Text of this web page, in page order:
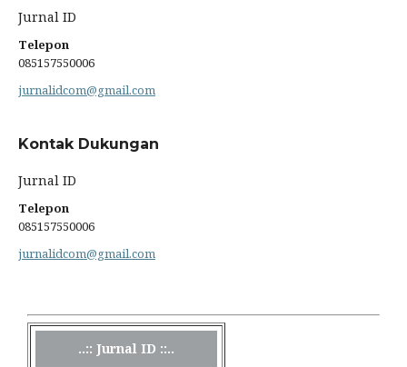
Jurnal ID
Telepon
085157550006
jurnalidcom@gmail.com
Kontak Dukungan
Jurnal ID
Telepon
085157550006
jurnalidcom@gmail.com
..:: Jurnal ID ::..